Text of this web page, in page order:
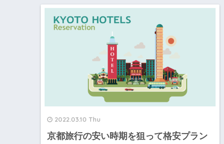
2022.03.10 Thu
京都旅行の安い時期を狙って格安プラン